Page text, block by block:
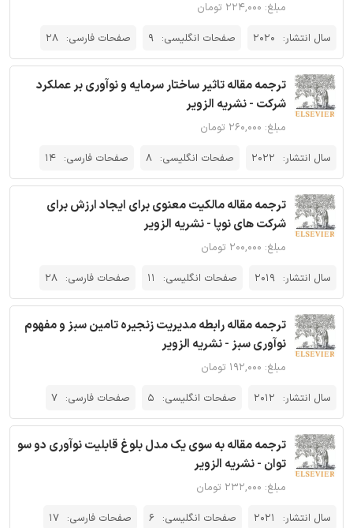
مبلغ: ۲۲۴,۰۰۰ تومان
سال انتشار: 2020 صفحات انگلیسی: 9 صفحات فارسی: 28
ترجمه مقاله تاثیر ساختار سرمایه و نوآوری بر عملکرد
شرکت - نشریه الزویر
مبلغ: ۲۶۰,۰۰۰ تومان
سال انتشار: 2022 صفحات انگلیسی: 8 صفحات فارسی: 14
ترجمه مقاله مالکیت معنوی برای ایجاد ارزش برای
شرکت های نوپا - نشریه الزویر
مبلغ: ۲۰۰,۰۰۰ تومان
سال انتشار: 2019 صفحات انگلیسی: 11 صفحات فارسی: 28
ترجمه مقاله رابطه مدیریت زنجیره تامین سبز و مفهوم
نوآوری سبز - نشریه الزویر
مبلغ: ۱۹۲,۰۰۰ تومان
سال انتشار: 2012 صفحات انگلیسی: 5 صفحات فارسی: 7
ترجمه مقاله به سوی یک مدل بلوغ قابلیت نوآوری دو سو
توان - نشریه الزویر
مبلغ: ۲۳۲,۰۰۰ تومان
سال انتشار:
2021 صفحات انگلیسی: 6 صفحات فارسی: 17